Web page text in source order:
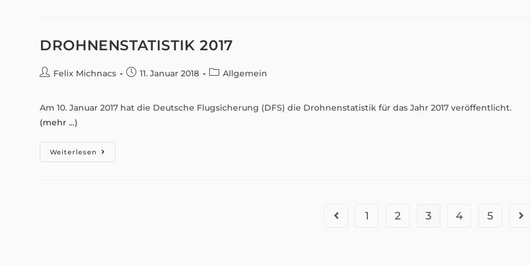
DROHNENSTATISTIK 2017
Beitrags-
Felix Michnacs
Beitrag
11. Januar 2018
Beitrags-
Allgemein
Am 10. Januar 2017 hat die Deutsche Flugsicherung (DFS) die Drohnenstatistik für das Jahr 2017 veröffentlicht.
(mehr …)
Weiterlesen Drohnenstatistik
2017
Gehe zur vorherigen Seite
1 2 3 4 5